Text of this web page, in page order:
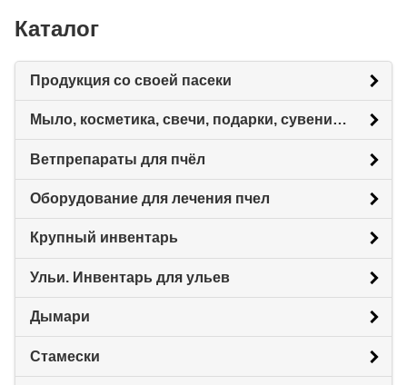
Каталог
Продукция со своей пасеки
Мыло, косметика, свечи, подарки, сувениры.
Ветпрепараты для пчёл
Оборудование для лечения пчел
Крупный инвентарь
Ульи. Инвентарь для ульев
Дымари
Стамески